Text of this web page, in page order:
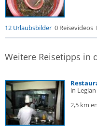
12 Urlaubsbilder 0 Reisevideos
Weitere Reisetipps in
in Legian
2,5 km